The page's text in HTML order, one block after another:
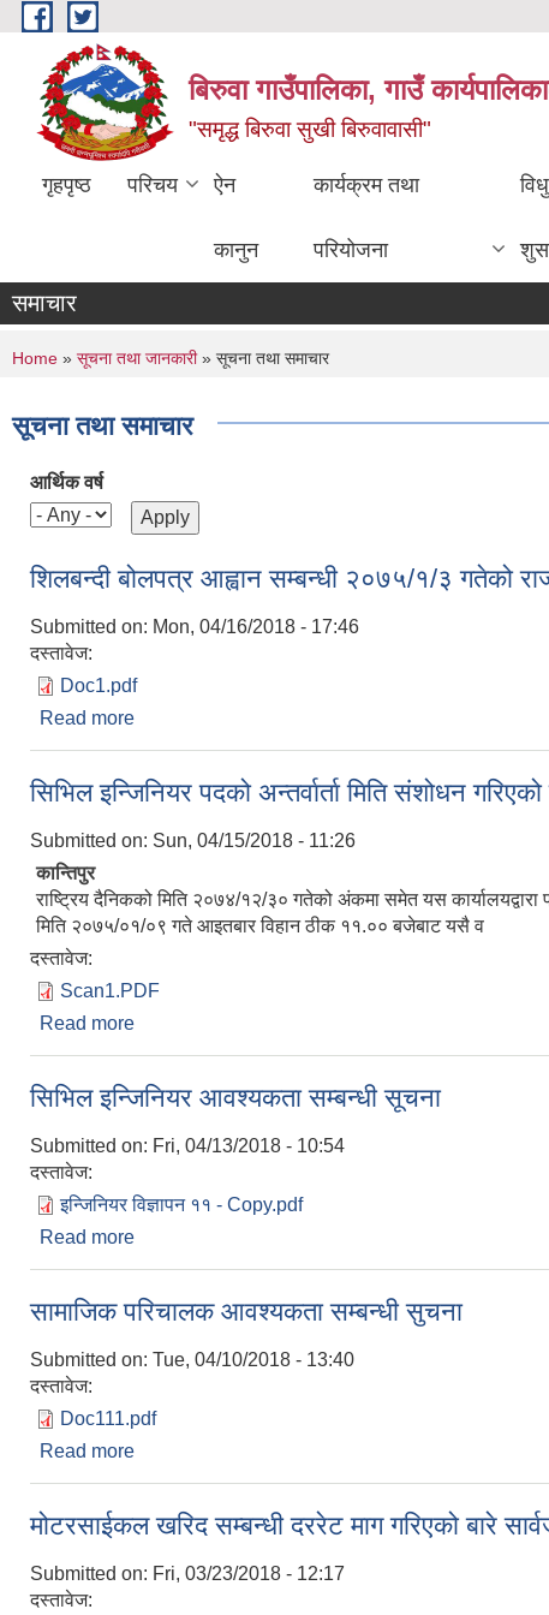
Skip to main content
बिरुवा गाउँपालिका, गाउँ
"समृद्ध बिरुवा सुखी बिरुवावासी"
गृहपृष्ठ परिचय ऐन
कानुन
कार्यक्रम तथा
परियोजना
समाचार
You are here
Home » सूचना तथा जानकारी» सूचना तथा समाचार
सूचना तथा समाचार
आर्थिक वर्ष
शिलबन्दी बोलपत्र आह्वान सम्बन्धी २०७५/१/३ गतेको
Submitted on: Mon, 04/16/2018 - 17:46
दस्तावेज:
Doc1.pdf
Read more
सिभिल इन्जिनियर पदको अन्तर्वार्ता मिति संशोधन
Submitted on: Sun, 04/15/2018 - 11:26
कान्तिपुर
राष्ट्रिय दैनिकको मिति २०७४/१२/३० गतेको अंकमा समेत यस कार्यालयद्वारा
मिति २०७५/०१/०९ गते आइतबार विहान ठीक ११.०० बजेबाट यसै व
दस्तावेज:
Scan1.PDF
Read more
सिभिल इन्जिनियर आवश्यकता सम्बन्धी सूचना
Submitted on: Fri, 04/13/2018 - 10:54
दस्तावेज:
इन्जिनियर विज्ञापन ११ - Copy.pdf
Read more
सामाजिक परिचालक आवश्यकता सम्बन्धी सुचना
Submitted on: Tue, 04/10/2018 - 13:40
दस्तावेज:
Doc111.pdf
Read more
मोटरसाईकल खरिद सम्बन्धी दररेट माग गरिएको बारे
Submitted on: Fri, 03/23/2018 - 12:17
दस्तावेज: